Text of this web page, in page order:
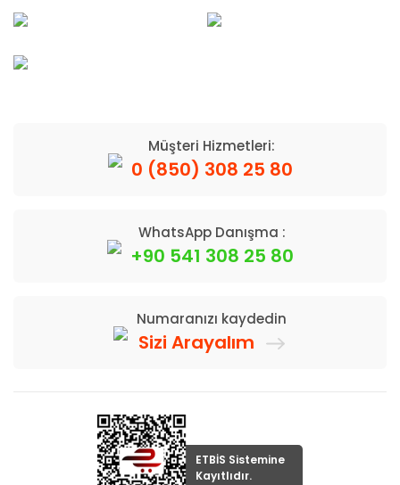
Müşteri Hizmetleri:
0 (850) 308 25 80
WhatsApp Danışma :
+90 541 308 25 80
Numaranızı kaydedin
Sizi Arayalım
ETBİS Sistemine
Kayıtlıdır.